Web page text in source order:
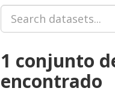
1 conjunto
encontrado